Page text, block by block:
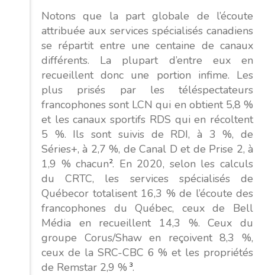
Notons que la part globale de l’écoute
attribuée aux services spécialisés canadiens
se répartit entre une centaine de canaux
différents. La plupart d’entre eux en
recueillent donc une portion infime. Les
plus prisés par les téléspectateurs
francophones sont LCN qui en obtient 5,8 %
et les canaux sportifs RDS qui en récoltent
5 %. Ils sont suivis de RDI, à 3 %, de
Séries+, à 2,7 %, de Canal D et de Prise 2, à
1,9 % chacun2. En 2020, selon les calculs
du CRTC, les services spécialisés de
Québecor totalisent 16,3 % de l’écoute des
francophones du Québec, ceux de Bell
Média en recueillent 14,3 %. Ceux du
groupe Corus/Shaw en reçoivent 8,3 %,
ceux de la SRC-CBC 6 % et les propriétés
de Remstar 2,9 % 3.